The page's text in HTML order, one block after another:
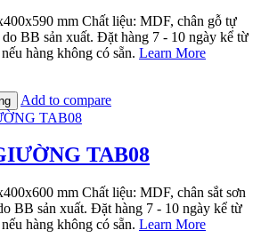
mm Chất liệu: MDF, chân gỗ tự
do BB sản xuất. Đặt hàng 7 - 10 ngày kể từ
hàng không có sẵn. Learn More
Add to compare
TAB08
mm Chất liệu: MDF, chân sắt sơn
BB sản xuất. Đặt hàng 7 - 10 ngày kể từ
hàng không có sẵn. Learn More